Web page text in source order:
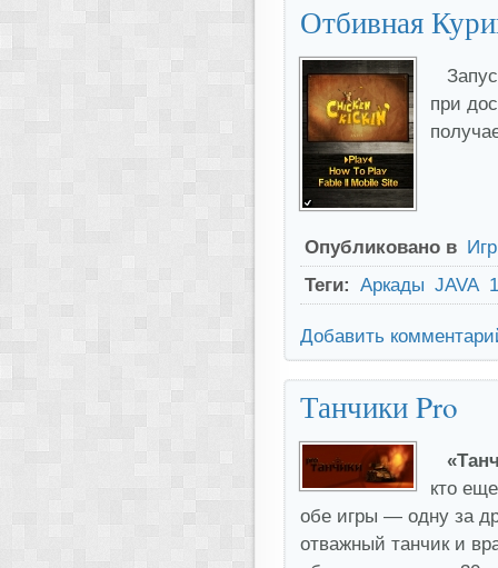
Отбивная
при
Опубликовано в
Теги: Аркады JAVA
Добавить
Танчики Pro
кто
обе игры — одну за
отважный танчик и